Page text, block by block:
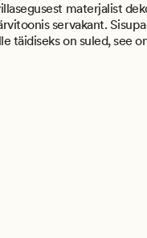
materjalist
servakant.
täidiseks on suled, see